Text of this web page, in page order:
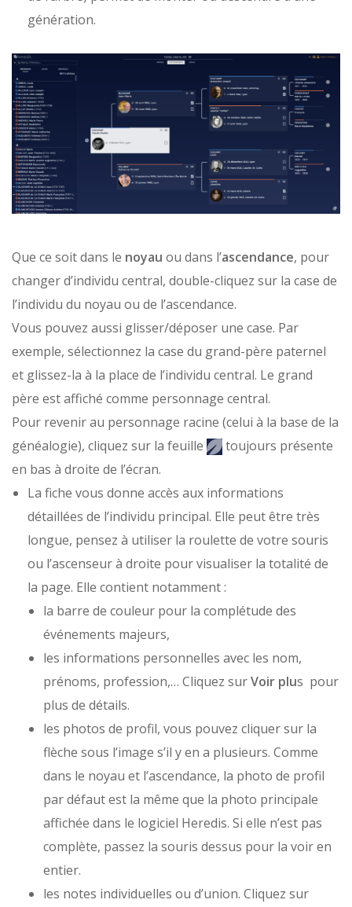
génération.
Que ce soit dans le noyau ou dans l’ascendance, pour
changer d’individu central, double-cliquez sur la case de
l’individu du noyau ou de l’ascendance.
Vous pouvez aussi glisser/déposer une case. Par
exemple, sélectionnez la case du grand-père paternel
et glissez-la à la place de l’individu central. Le grand
père est affiché comme personnage central.
Pour revenir au personnage racine (celui à la base de la
généalogie), cliquez sur la feuille
toujours présente
en bas à droite de l’écran.
La fiche vous donne accès aux informations
détaillées de l’individu principal. Elle peut être très
longue, pensez à utiliser la roulette de votre souris
ou l’ascenseur à droite pour visualiser la totalité de
la page. Elle contient notamment :
la barre de couleur pour la complétude des
événements majeurs,
les informations personnelles avec les nom,
prénoms, profession,… Cliquez surVoir plus pour
plus de détails.
les photos de profil, vous pouvez cliquer sur la
flèche sous l’image s’il y en a plusieurs. Comme
dans le noyau et l’ascendance, la photo de profil
par défaut est la même que la photo principale
affichée dans le logiciel Heredis. Si elle n’est pas
complète, passez la souris dessus pour la voir en
entier.
les notes individuelles ou d’union. Cliquez sur